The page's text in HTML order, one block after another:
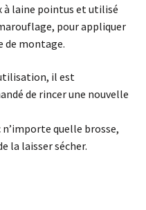
à laine pointus et utilisé
pour appliquer
de montage.
il est
de rincer une nouvelle
quelle brosse,
la laisser sécher.